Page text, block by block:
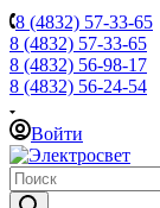
8 (4832) 57-33-65
8 (4832) 57-33-65
8 (4832) 56-98-17
8 (4832) 56-24-54
Войти